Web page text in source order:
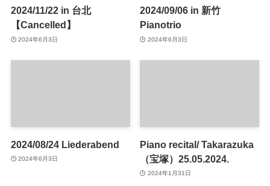
2024/11/22 in 台北
【Cancelled】
2024年6月3日
2024/09/06 in 新竹
Pianotrio
2024年6月3日
2024/08/24 Liederabend
2024年6月3日
Piano recital/ Takarazuka
（宝塚）25.05.2024.
2024年1月31日